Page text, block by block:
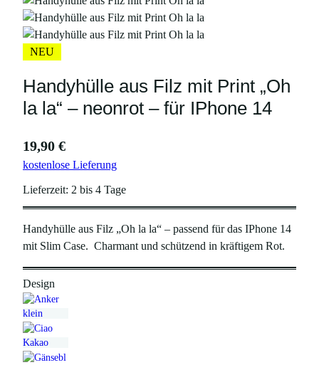
NEU
Handyhülle aus Filz mit Print „Oh
la la“ – neonrot – für IPhone 14
19,90 €
kostenlose Lieferung
Lieferzeit: 2 bis 4 Tage
Handyhülle aus Filz „Oh la la“ – passend für das IPhone 14
mit Slim Case. Charmant und schützend in kräftigem Rot.
Design